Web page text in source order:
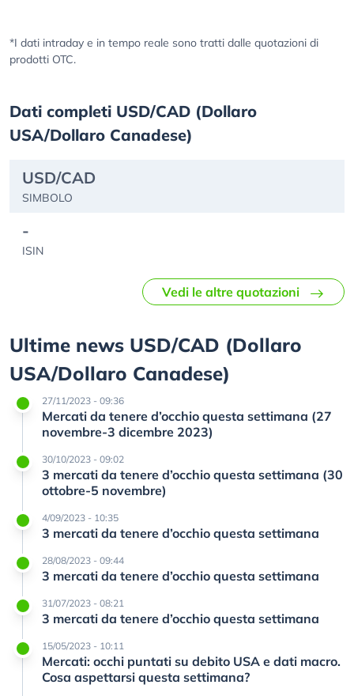
*I dati intraday e in tempo reale sono tratti dalle quotazioni di
prodotti OTC.
Dati completi USD/CAD (Dollaro
USA/Dollaro Canadese)
USD/CAD
SIMBOLO
-
ISIN
Vedi le altre quotazioni
Ultime news USD/CAD (Dollaro
USA/Dollaro Canadese)
27/11/2023 - 09:36
Mercati da tenere d’occhio questa settimana (27
novembre-3 dicembre 2023)
30/10/2023 - 09:02
3 mercati da tenere d’occhio questa settimana (30
ottobre-5 novembre)
4/09/2023 - 10:35
3 mercati da tenere d’occhio questa settimana
28/08/2023 - 09:44
3 mercati da tenere d’occhio questa settimana
31/07/2023 - 08:21
3 mercati da tenere d’occhio questa settimana
15/05/2023 - 10:11
Mercati: occhi puntati su debito USA e dati macro.
Cosa aspettarsi questa settimana?